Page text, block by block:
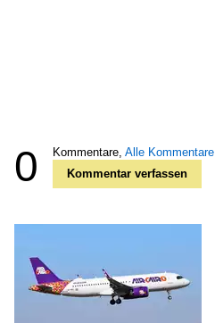
0 Kommentare, Alle Kommentare
Kommentar verfassen